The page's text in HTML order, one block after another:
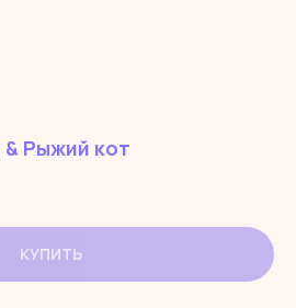
& Рыжий кот
КУПИТЬ